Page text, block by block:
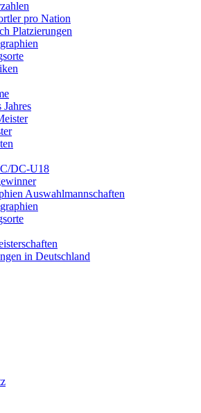
pro Nation
Platzierungen
Jahres
DC-U18
Auswahlmannschaften
in Deutschland